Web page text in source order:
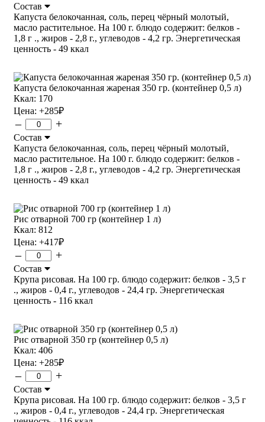
Состав
Капуста белокочанная, соль, перец чёрный молотый,
масло растительное. На 100 г. блюдо содержит: белков -
1,8 г ., жиров - 2,8 г., углеводов - 4,2 гр. Энергетическая
ценность - 49 ккал
Капуста белокочанная жареная 350 гр. (контейнер 0,5 л)
Ккал: 170
Цена: +285₽
– +
Состав
Капуста белокочанная, соль, перец чёрный молотый,
масло растительное. На 100 г. блюдо содержит: белков -
1,8 г ., жиров - 2,8 г., углеводов - 4,2 гр. Энергетическая
ценность - 49 ккал
Рис отварной 700 гр (контейнер 1 л)
Ккал: 812
Цена: +417₽
– +
Состав
Крупа рисовая. На 100 гр. блюдо содержит: белков - 3,5 г
., жиров - 0,4 г., углеводов - 24,4 гр. Энергетическая
ценность - 116 ккал
Рис отварной 350 гр (контейнер 0,5 л)
Ккал: 406
Цена: +285₽
– +
Состав
Крупа рисовая. На 100 гр. блюдо содержит: белков - 3,5 г
., жиров - 0,4 г., углеводов - 24,4 гр. Энергетическая